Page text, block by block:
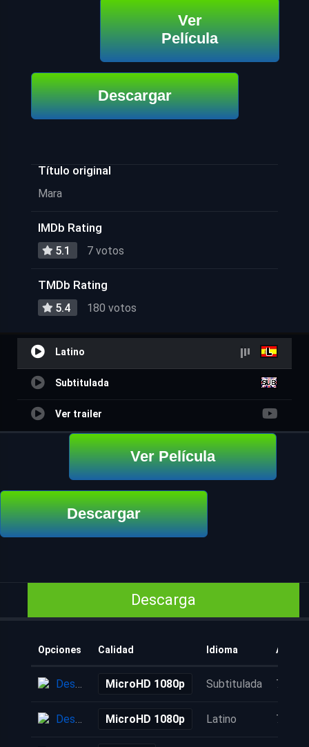
Ver
Película
Descargar
Título original
Mara
IMDb Rating
5.1 7 votos
TMDb Rating
5.4 180 votos
Latino
Subtitulada
Ver trailer
Ver Película
Descargar
Descarga
Opciones Calidad Idioma
Descarga MicroHD 1080p Subtitulada 7 años
Descarga MicroHD 1080p Latino 7 años